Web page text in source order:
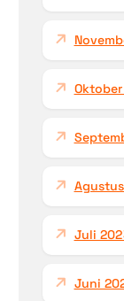
Juli
Juni